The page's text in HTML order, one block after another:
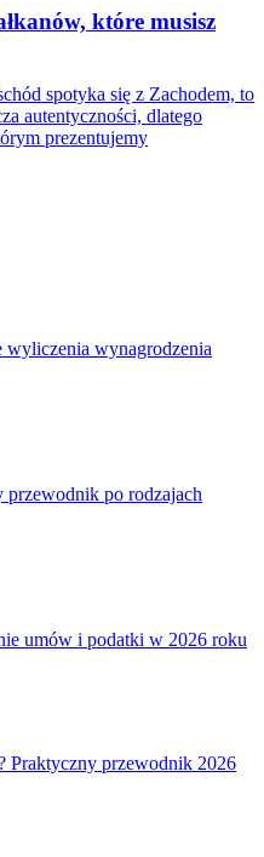
które musisz
spotyka się z Zachodem, to
autentyczności, dlatego
prezentujemy
wyliczenia wynagrodzenia
przewodnik po rodzajach
umów i podatki w 2026 roku
Praktyczny przewodnik 2026